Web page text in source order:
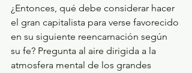
¿Entonces, qué debe considerar hacer
el gran capitalista para verse favorecido
en su siguiente reencarnación según
su fe? Pregunta al aire dirigida a la
atmosfera mental de los grandes